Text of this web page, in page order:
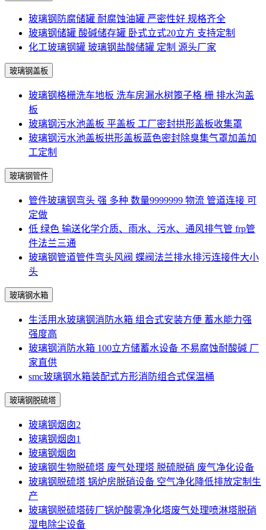
玻璃钢防腐储罐 耐腐蚀油罐 严密性好 规格齐全
玻璃钢储罐 酸碱储存罐 卧式立式20立方 支持定制
化工玻璃钢罐 玻璃钢盐酸储罐 定制 源头厂家
玻璃钢盖板
玻璃钢格栅洗车地板 洗车房漏水树篦子格 栅 排水沟盖
板
玻璃钢污水池盖板 平盖板 工厂密封拱形盖板收集罩
玻璃钢污水池盖板拱形盖板蓝色密封除臭集气罩加盖加
工定制
玻璃钢管件
管件玻璃钢弯头 强 多种 数量9999999 物流 管道连接 可
定做
低 绿色 输送化学介质、雨水、污水、通风排气管 frp管
件法兰三通
玻璃钢管道管件弯头风阀 蝶阀法兰排水排污连接件大小
头
玻璃钢水箱
生活用水玻璃钢消防水箱 组合式安装方便 蓄水能力强
强度高
玻璃钢消防水箱 100立方储蓄水设备 不易腐蚀耐酸碱 厂
家直供
smc玻璃钢水箱装配式方形消防组合式保温桶
玻璃钢脱硫塔
玻璃钢烟囱2
玻璃钢烟囱1
玻璃钢烟囱
玻璃钢生物脱硫塔 废气处理塔 脱硫脱硝 废气净化设备
玻璃钢脱硫塔 锅炉房脱硝设备 空气净化降低排放定制生
产
玻璃钢脱硫塔砖厂锅炉酸雾净化塔废气处理喷淋塔脱硝
湿电除尘设备